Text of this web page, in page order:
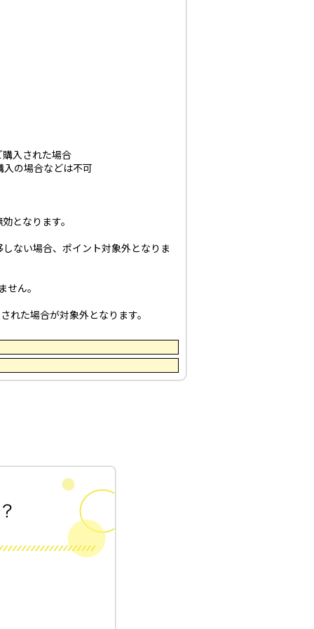
購入された場合
の場合などは不可
となります。
ない場合、ポイント対象外となりま
せん。
た場合が対象外となります。